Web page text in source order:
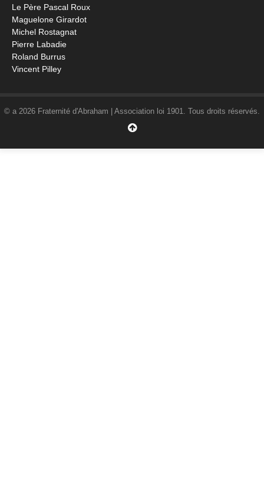
Le Père Pascal Roux
Maguelone Girardot
Michel Rostagnat
Pierre Labadie
Roland Burrus
Vincent Pilley
© a 2026 Fraternité d'Abraham | Association loi 1901. Tous droits réservés.